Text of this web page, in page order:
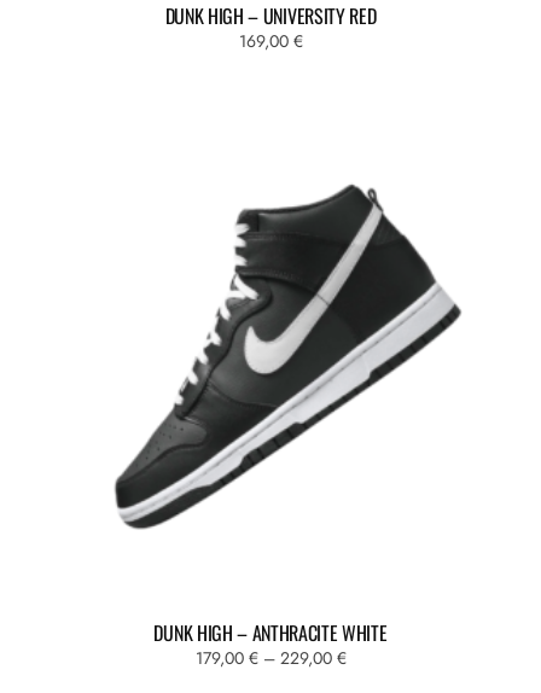
DUNK HIGH – UNIVERSITY RED
169,00 €
DUNK HIGH – ANTHRACITE WHITE
179,00 € – 229,00 €Fascia